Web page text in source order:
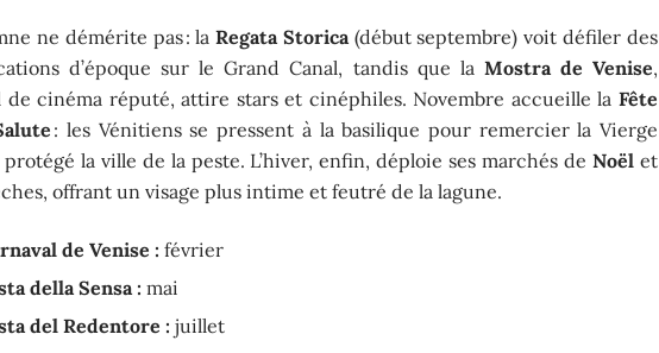
ne démérite pas : laRegata Storica(début septembre) voit défiler des
d’époque sur le Grand Canal, tandis que la Mostra de Venise,
de cinéma réputé, attire stars et cinéphiles. Novembre accueille la Fête
: les Vénitiens se pressent à la basilique pour remercier la Vierge
protégé la ville de la peste. L’hiver, enfin, déploie ses marchés de Noëlet
offrant un visage plus intime et feutré de la lagune.
de Venise : février
della Sensa : mai
del Redentore : juillet